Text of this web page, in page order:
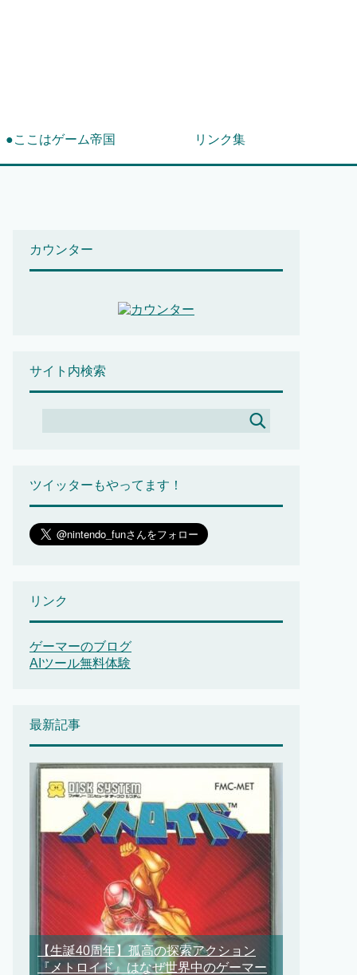
●ここはゲーム帝国 リンク集
カウンター
サイト内検索
ツイッターもやってます！
リンク
ゲーマーのブログ
AIツール無料体験
最新記事
【生誕40周年】孤高の探索アクション
『メトロイド』はなぜ世界中のゲーマー